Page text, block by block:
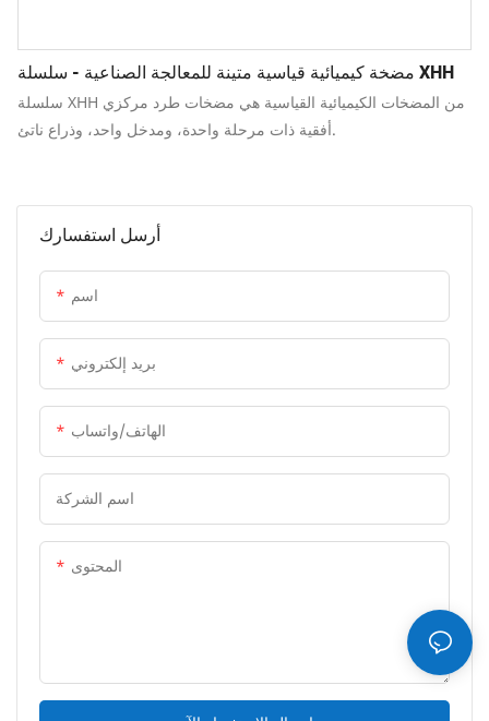
أرسل استفسارك
اسم
بريد إلكتروني
الهاتف/واتساب
اسم الشركة
المحتوى
مضخة كيميائية قياسية متينة للمعالجة الصناعية - سلسلة XHH
سلسلة XHH من المضخات الكيميائية القياسية هي مضخات طرد مركزي
أفقية ذات مرحلة واحدة، ومدخل واحد، وذراع ناتئ.